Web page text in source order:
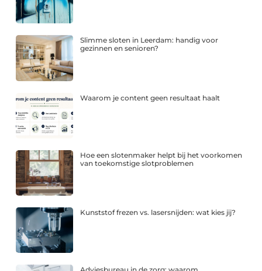
Slimme sloten in Leerdam: handig voor
gezinnen en senioren?
Waarom je content geen resultaat haalt
Hoe een slotenmaker helpt bij het voorkomen
van toekomstige slotproblemen
Kunststof frezen vs. lasersnijden: wat kies jij?